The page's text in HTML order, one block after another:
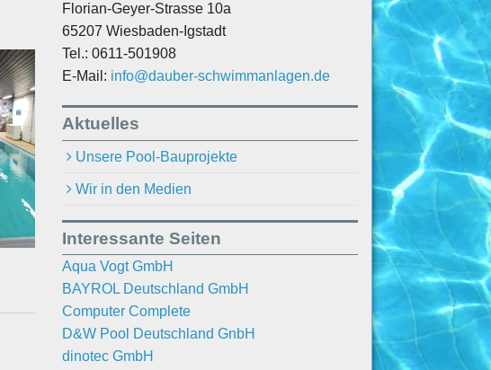
Florian-Geyer-Strasse 10a
65207 Wiesbaden-Igstadt
Tel.: 0611-501908
E-Mail: info@dauber-schwimmanlagen.de
Aktuelles
Unsere Pool-Bauprojekte
Wir in den Medien
Interessante Seiten
Aqua Vogt GmbH
BAYROL Deutschland GmbH
Computer Complete
D&W Pool Deutschland GnbH
dinotec GmbH